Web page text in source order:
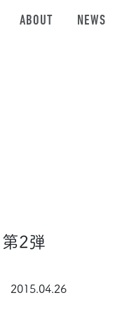
ABOUT NEWS
2弾
2015.04.26